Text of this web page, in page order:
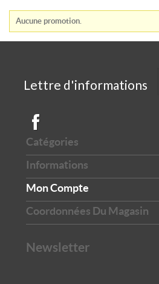
Aucune promotion.
Lettre d'informations
Catégories
Informations
Mon Compte
Coordonnées Du Magasin
Newsletter